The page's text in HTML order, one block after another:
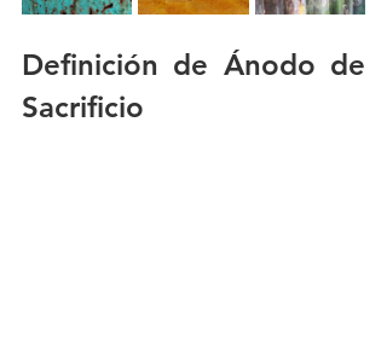
Definición de Ánodo de
Sacrificio